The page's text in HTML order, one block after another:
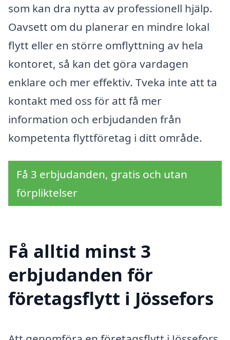
som kan dra nytta av professionell hjälp.
Oavsett om du planerar en mindre lokal
flytt eller en större omflyttning av hela
kontoret, så kan det göra vardagen
enklare och mer effektiv. Tveka inte att ta
kontakt med oss för att få mer
information och erbjudanden från
kompetenta flyttföretag i ditt område.
Få 3 erbjudanden, gratis och utan
förpliktelser
Få alltid minst 3
erbjudanden för
företagsflytt i Jössefors